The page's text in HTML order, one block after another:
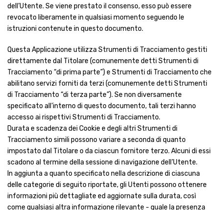
dell’Utente. Se viene prestato il consenso, esso può essere
revocato liberamente in qualsiasi momento seguendo le
istruzioni contenute in questo documento.
Questa Applicazione utilizza Strumenti di Tracciamento gestiti
direttamente dal Titolare (comunemente detti Strumenti di
Tracciamento “di prima parte”) e Strumenti di Tracciamento che
abilitano servizi forniti da terzi (comunemente detti Strumenti
di Tracciamento “di terza parte”). Se non diversamente
specificato all’interno di questo documento, tali terzi hanno
accesso ai rispettivi Strumenti di Tracciamento.
Durata e scadenza dei Cookie e degli altri Strumenti di
Tracciamento simili possono variare a seconda di quanto
impostato dal Titolare o da ciascun fornitore terzo. Alcuni di essi
scadono al termine della sessione di navigazione dell’Utente.
In aggiunta a quanto specificato nella descrizione di ciascuna
delle categorie di seguito riportate, gli Utenti possono ottenere
informazioni più dettagliate ed aggiornate sulla durata, così
come qualsiasi altra informazione rilevante - quale la presenza